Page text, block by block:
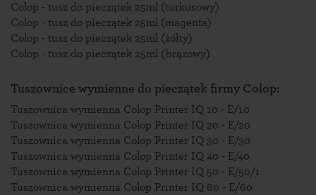
Colop - tusz do pieczątek 25ml (turkusowy)
Colop - tusz do pieczątek 25ml (magenta)
Colop - tusz do pieczątek 25ml (żółty)
Colop - tusz do pieczątek 25ml (brązowy)
Tuszownice wymienne do pieczątek firmy Colop:
Tuszownica wymienna Colop Printer IQ 10 - E/10
Tuszownica wymienna Colop Printer IQ 20 - E/20
Tuszownica wymienna Colop Printer IQ 30 - E/30
Tuszownica wymienna Colop Printer IQ 40 - E/40
Tuszownica wymienna Colop Printer IQ 50 - E/50/1
Tuszownica wymienna Colop Printer IQ 60 - E/60